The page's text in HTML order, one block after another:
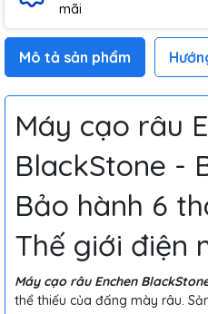
mãi
Mô tả sản phẩm
Máy cạo râu
BlackStone -
Bảo hành 6
Thế giới điện
Máy cạo râu Enchen
thể thiếu của đấng mày râu.